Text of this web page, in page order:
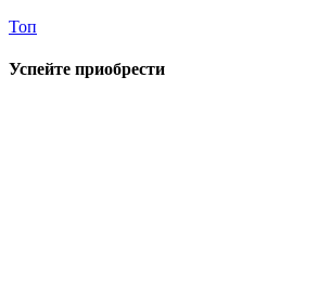
Топ
Успейте приобрести